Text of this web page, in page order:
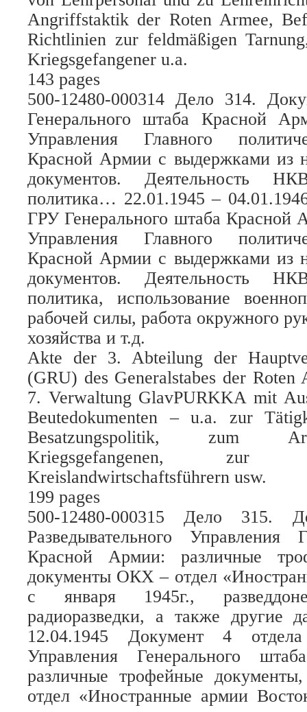
Angriffstaktik der Roten Armee,
Richtlinien zur feldmäßigen
Kriegsgefangener u.a.
143 pages
500-12480-000314 Дело 314.
Генерального штаба Красной
Управления Главного
Красной Армии с выдержками из
документов. Деятельность
политика… 22.01.1945 –
ГРУ Генерального штаба Красной
Управления Главного
Красной Армии с выдержками из
документов. Деятельность
политика, использование
рабочей силы, работа окружного
хозяйства и т.д.
Akte der 3. Abteilung der
(GRU) des Generalstabes der
7. Verwaltung GlavPURKKA mit
Beutedokumenten – u.a. zur
Besatzungspolitik, zum
Kriegsgefangenen,
Kreislandwirtschaftsführern usw.
199 pages
500-12480-000315 Дело 315.
Разведывательного Управления
Красной Армии: различные
документы ОКХ – отдел
с января 1945г.,
радиоразведки, а также другие
12.04.1945 Документ 4 отдела
Управления Генерального
различные трофейные
отдел «Иностранные армии